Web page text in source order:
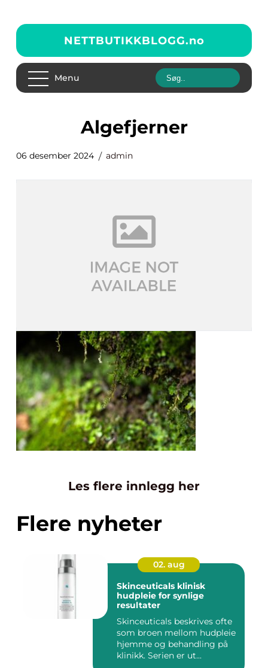
NETTBUTIKKBLOGG.no
Menu
Algefjerner
06 desember 2024 admin
Les flere innlegg her
Flere nyheter
02. aug
Skinceuticals klinisk
hudpleie for synlige
resultater
Skinceuticals beskrives ofte
som broen mellom hudpleie
hjemme og behandling på
klinikk. Serien er ut...